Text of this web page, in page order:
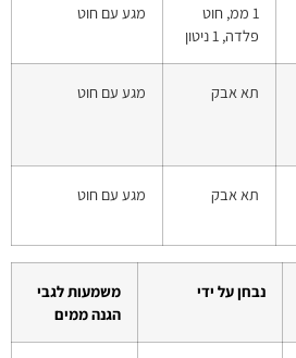
1 ממ, חוט
פלדה, 1 ניטון
מגע עם חוט
תא אבק מגע עם חוט
תא אבק מגע עם חוט
נבחן על ידי
משמעות לגבי
הגנה ממים